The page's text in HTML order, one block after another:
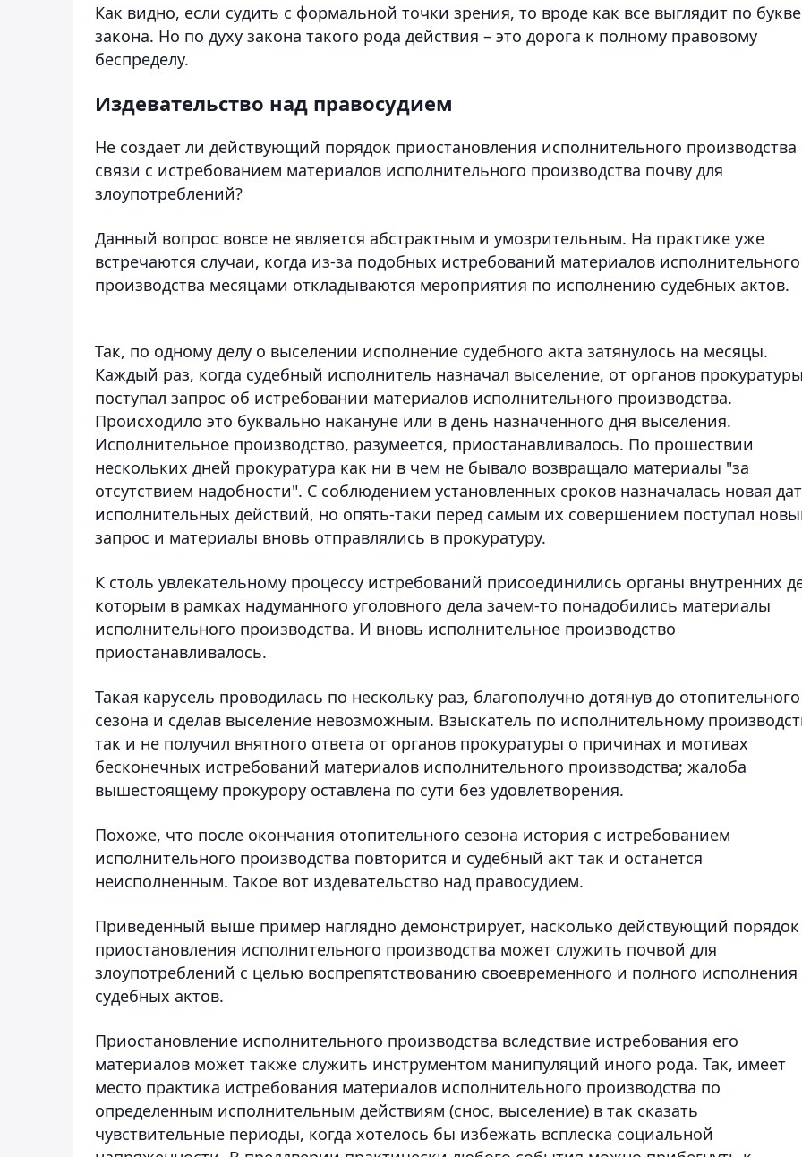
Как видно, если судить с формальной точки зрения, то вроде как все выглядит по букве
закона. Но по духу закона такого рода действия – это дорога к полному правовому
беспределу.
Издевательство над правосудием
Не создает ли действующий порядок приостановления исполнительного производства
связи с истребованием материалов исполнительного производства почву для
злоупотреблений?
Данный вопрос вовсе не является абстрактным и умозрительным. На практике уже
встречаются случаи, когда из-за подобных истребований материалов исполнительного
производства месяцами откладываются мероприятия по исполнению судебных актов.
Так, по одному делу о выселении исполнение судебного акта затянулось на месяцы.
Каждый раз, когда судебный исполнитель назначал выселение, от органов
поступал запрос об истребовании материалов исполнительного производства.
Происходило это буквально накануне или в день назначенного дня выселения.
Исполнительное производство, разумеется, приостанавливалось. По прошествии
нескольких дней прокуратура как ни в чем не бывало возвращало материалы "за
отсутствием надобности". С соблюдением установленных сроков назначалась новая
исполнительных действий, но опять-таки перед самым их совершением поступал
запрос и материалы вновь отправлялись в прокуратуру.
К столь увлекательному процессу истребований присоединились органы внутренних
которым в рамках надуманного уголовного дела зачем-то понадобились материалы
исполнительного производства. И вновь исполнительное производство
приостанавливалось.
Такая карусель проводилась по нескольку раз, благополучно дотянув до отопительного
сезона и сделав выселение невозможным. Взыскатель по исполнительному
так и не получил внятного ответа от органов прокуратуры о причинах и мотивах
бесконечных истребований материалов исполнительного производства; жалоба
вышестоящему прокурору оставлена по сути без удовлетворения.
Похоже, что после окончания отопительного сезона история с истребованием
исполнительного производства повторится и судебный акт так и останется
неисполненным. Такое вот издевательство над правосудием.
Приведенный выше пример наглядно демонстрирует, насколько действующий порядок
приостановления исполнительного производства может служить почвой для
злоупотреблений с целью воспрепятствованию своевременного и полного исполнения
судебных актов.
Приостановление исполнительного производства вследствие истребования его
материалов может также служить инструментом манипуляций иного рода. Так, имеет
место практика истребования материалов исполнительного производства по
определенным исполнительным действиям (снос, выселение) в так сказать
чувствительные периоды, когда хотелось бы избежать всплеска социальной